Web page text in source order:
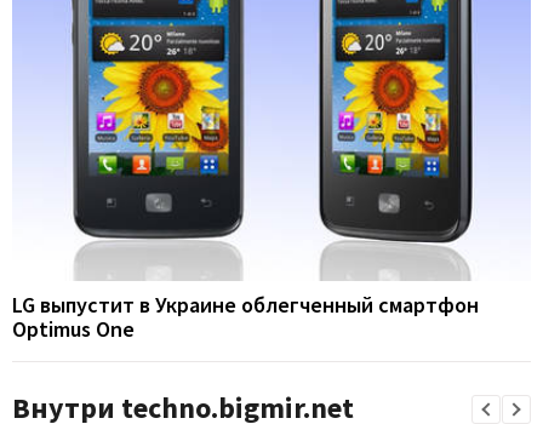
LG выпустит в Украине облегченный смартфон
Optimus One
Внутри techno.bigmir.net